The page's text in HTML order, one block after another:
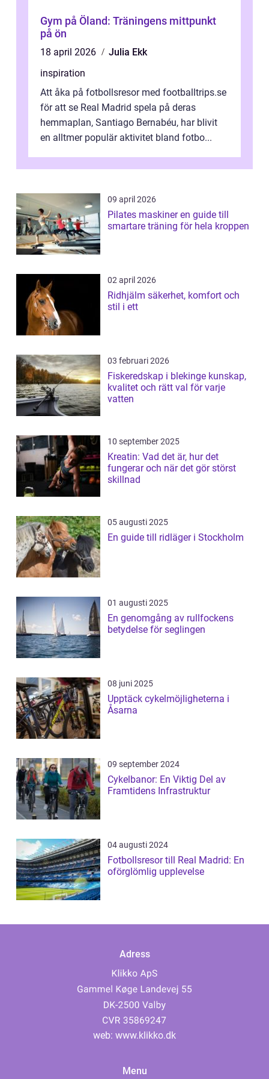
Gym på Öland: Träningens mittpunkt
på ön
18 april 2026
Julia Ekk
inspiration
Att åka på fotbollsresor med footballtrips.se
för att se Real Madrid spela på deras
hemmaplan, Santiago Bernabéu, har blivit
en alltmer populär aktivitet bland fotbo...
09 april 2026
Pilates maskiner en guide till
smartare träning för hela kroppen
02 april 2026
Ridhjälm säkerhet, komfort och
stil i ett
03 februari 2026
Fiskeredskap i blekinge kunskap,
kvalitet och rätt val för varje
vatten
10 september 2025
Kreatin: Vad det är, hur det
fungerar och när det gör störst
skillnad
05 augusti 2025
En guide till ridläger i Stockholm
01 augusti 2025
En genomgång av rullfockens
betydelse för seglingen
08 juni 2025
Upptäck cykelmöjligheterna i
Åsarna
09 september 2024
Cykelbanor: En Viktig Del av
Framtidens Infrastruktur
04 augusti 2024
Fotbollsresor till Real Madrid: En
oförglömlig upplevelse
Adress
web: www.klikko.dk
Menu